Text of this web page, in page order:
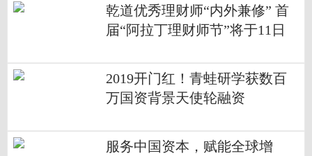
乾道优秀理财师“内外兼修” 首
届“阿拉丁理财师节”将于11日
2019开门红！青蛙研学获数百
万国资背景天使轮融资
服务中国资本，赋能全球增